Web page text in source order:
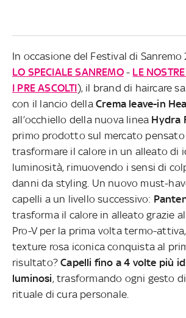
In occasione del Festival di Sanremo
LO SPECIALE SANREMO- LE
I PRE ASCOLTI), il brand di haircare
con il lancio della Crema leave-in
all’occhiello della nuova linea Hydra
primo prodotto sul mercato
trasformare il calore in un alleato di
luminosità, rimuovendo i sensi di
danni da styling. Un nuovo must-
capelli a un livello successivo:
trasforma il calore in alleato grazie
Pro-V per la prima volta termo-
texture rosa iconica conquista al
risultato?Capelli fino a 4 volte più
luminosi, trasformando ogni gesto
rituale di cura personale.